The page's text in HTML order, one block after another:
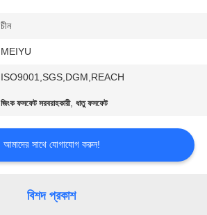
চীন
MEIYU
ISO9001,SGS,DGM,REACH
জিংক ফসফেট সরবরাহকারী,ধাতু ফসফেট
আমাদের সাথে যোগাযোগ করুন!
বিশদ প্রকাশ